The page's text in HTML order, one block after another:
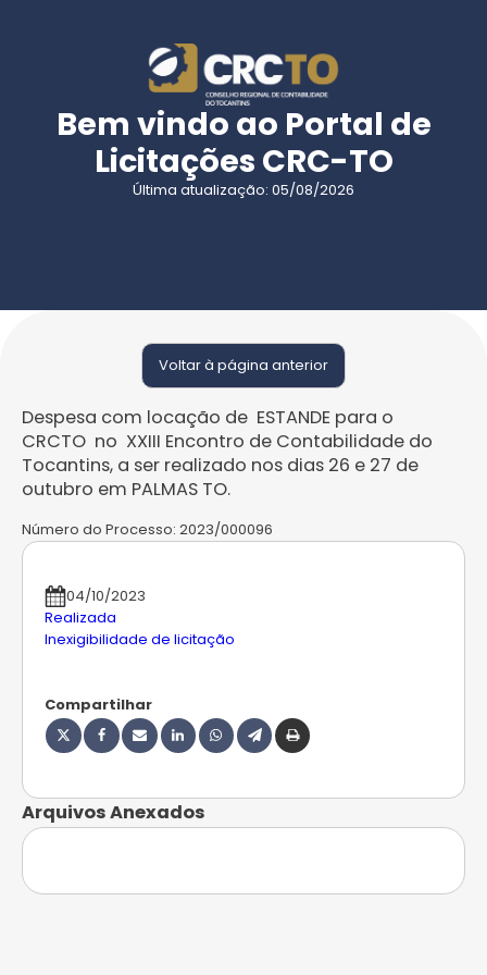
Bem vindo ao Portal de
Licitações CRC-TO
Última atualização: 05/08/2026
Voltar à página anterior
Despesa com locação de ESTANDE para o
CRCTO no XXIII Encontro de Contabilidade do
Tocantins, a ser realizado nos dias 26 e 27 de
outubro em PALMAS TO.
Número do Processo: 2023/000096
04/10/2023
Realizada
Inexigibilidade de licitação
Compartilhar
Arquivos Anexados